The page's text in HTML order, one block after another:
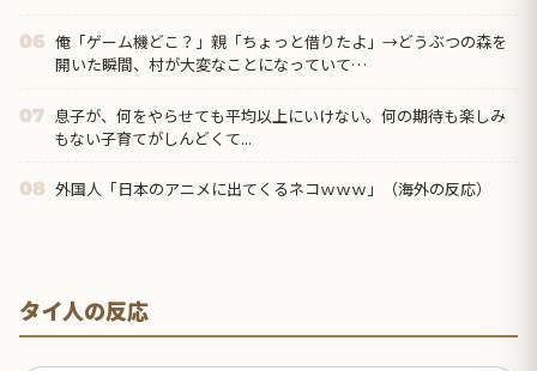
06 俺「ゲーム機どこ？」親「ちょっと借りたよ」→どうぶつの森を
開いた瞬間、村が大変なことになっていて…
07 息子が、何をやらせても平均以上にいけない。何の期待も楽しみ
もない子育てがしんどくて...
08 外国人「日本のアニメに出てくるネコｗｗｗ」（海外の反応）
タイ人の反応